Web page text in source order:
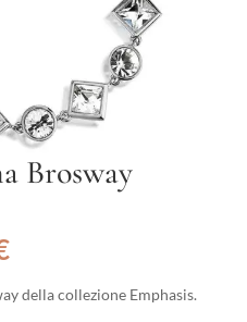
Brosway
Il
attuale
della collezione Emphasis.